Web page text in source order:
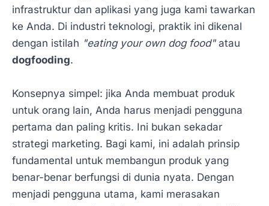
infrastruktur dan aplikasi yang juga kami tawarkan
ke Anda. Di industri teknologi, praktik ini dikenal
dengan istilah "eating your own dog food"atau
dogfooding.
Konsepnya simpel: jika Anda membuat produk
untuk orang lain, Anda harus menjadi pengguna
pertama dan paling kritis. Ini bukan sekadar
strategi marketing. Bagi kami, ini adalah prinsip
fundamental untuk membangun produk yang
benar-benar berfungsi di dunia nyata. Dengan
menjadi pengguna utama, kami merasakan